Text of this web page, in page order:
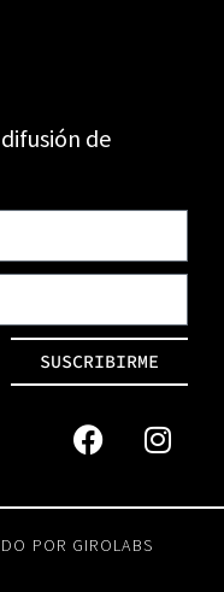
de
SUSCRIBIRME
POR GIROLABS